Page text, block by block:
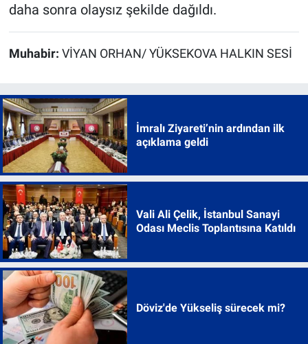
daha sonra olaysız şekilde dağıldı.
Muhabir: VİYAN ORHAN/ YÜKSEKOVA HALKIN SESİ
İmralı Ziyareti’nin ardından ilk
açıklama geldi
Vali Ali Çelik, İstanbul Sanayi
Odası Meclis Toplantısına Katıldı
Döviz'de Yükseliş sürecek mi?